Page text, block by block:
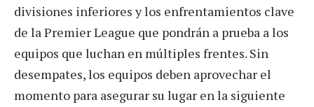
divisiones inferiores y los enfrentamientos clave
de la Premier League que pondrán a prueba a los
equipos que luchan en múltiples frentes. Sin
desempates, los equipos deben aprovechar el
momento para asegurar su lugar en la siguiente